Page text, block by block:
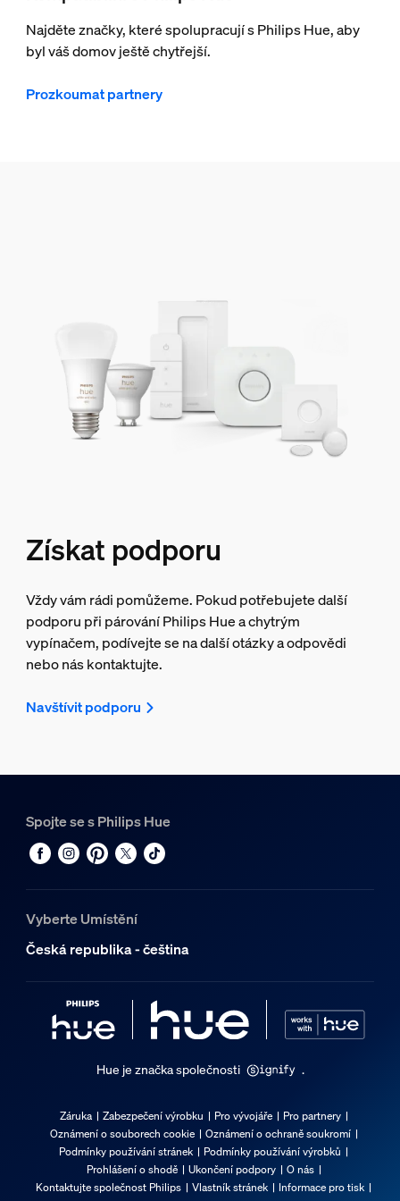
Najděte značky, které spolupracují s Philips Hue, aby
byl váš domov ještě chytřejší.
Prozkoumat partnery
Získat podporu
Vždy vám rádi pomůžeme. Pokud potřebujete další
podporu při párování Philips Hue a chytrým
vypínačem, podívejte se na další otázky a odpovědi
nebo nás kontaktujte.
Navštívit podporu
Spojte se s Philips Hue
Vyberte Umístění
Česká republika - čeština
Hue je značka společnosti .
Záruka Zabezpečení výrobku Pro vývojáře
Pro partnery
Oznámení o souborech cookie
Oznámení o ochraně soukromí
Podmínky používání stránek
Podmínky používání výrobků
Prohlášení o shodě
Ukončení podpory
O nás
Kontaktujte společnost Philips
Vlastník stránek
Informace pro tisk